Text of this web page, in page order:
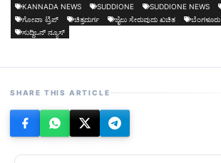
KANNADA NEWS
SUDDIONE SUDDIONE NEWS
ಗೋವಾ ಟ್ರಿಪ್‌
ಚಿತ್ರದುರ್ಗ ಜೈಲು ಸೇರುವುದು ಖಚಿತ ಬೆಂಗಳೂರು
ಸುದ್ದಿಒನ್ ನ್ಯೂಸ್
SHARE THIS ARTICLE